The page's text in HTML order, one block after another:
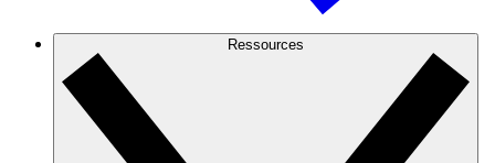
Ressources